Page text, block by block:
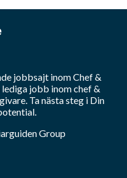
jobbsajt inomChef &
jobb inomchef &
Ta nästa steg i Din
Group